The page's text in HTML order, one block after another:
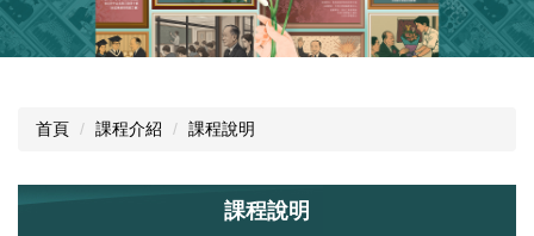
首頁 課程介紹 課程說明
課程說明